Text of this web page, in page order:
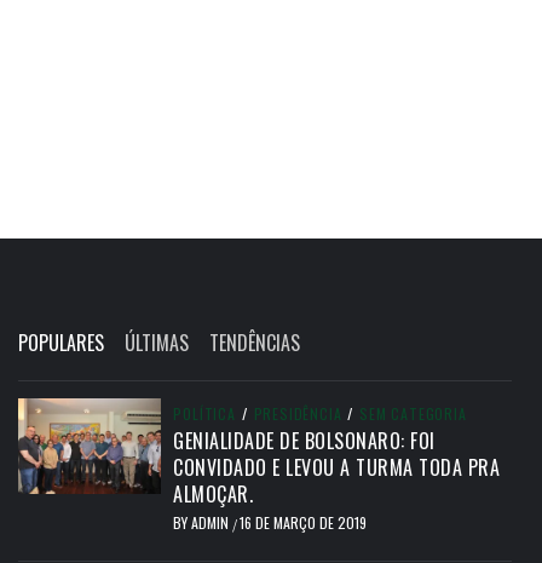
POPULARES ÚLTIMAS TENDÊNCIAS
POLÍTICA / PRESIDÊNCIA / SEM CATEGORIA
GENIALIDADE DE BOLSONARO: FOI
CONVIDADO E LEVOU A TURMA TODA PRA
ALMOÇAR.
BYADMIN /16 DE MARÇO DE 2019